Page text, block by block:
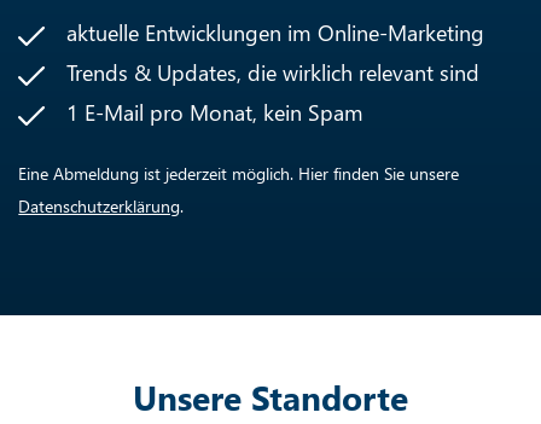
aktuelle Entwicklungen im Online-Marketing
Trends & Updates, die wirklich relevant sind
1 E-Mail pro Monat, kein Spam
Eine Abmeldung ist jederzeit möglich. Hier finden Sie unsere
Datenschutzerklärung.
Unsere Standorte